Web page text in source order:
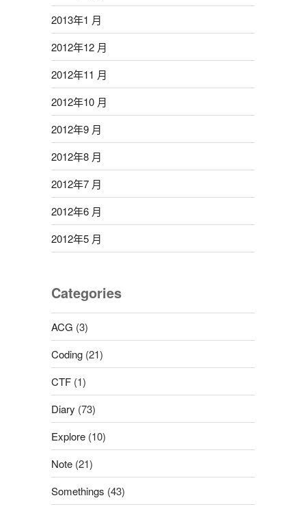
2013年1 月
2012年12 月
2012年11 月
2012年10 月
2012年9 月
2012年8 月
2012年7 月
2012年6 月
2012年5 月
Categories
ACG (3)
Coding(21)
CTF(1)
Diary (73)
Explore(10)
Note(21)
Somethings (43)